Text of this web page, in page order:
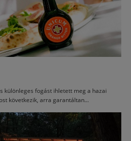
különleges fogást ihletett meg a hazai
következik, arra garantáltan...